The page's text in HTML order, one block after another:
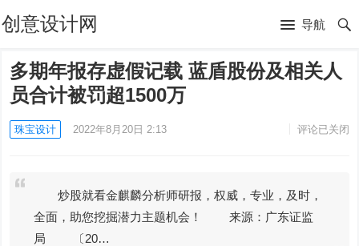
创意设计网 导航
多期年报存虚假记载 蓝盾股份及相关人
员合计被罚超1500万
珠宝设计 2022年8月20日 2:13 评论已关闭
炒股就看金麒麟分析师研报，权威，专业，及时，
全面，助您挖掘潜力主题机会！ 来源：广东证监
局 〔20…